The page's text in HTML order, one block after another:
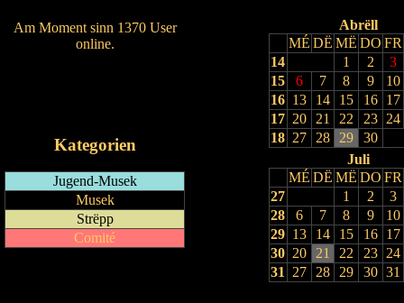
Am Moment sinn 1370 User
online.
Kategorien
Jugend-Musek
Musek
Strëpp
Comité
Abrëll
MÉ DË MË DO FR
14
1 2
3
15
6 7 8 9
10
16 13 14 15 16
17
17 20 21 22 23
24
18 27 28 29
30
Juli
MÉ DË MË DO FR
27
1 2
3
28
6 7 8 9
10
29 13 14 15 16
17
30 20 21 22 23
24
31
27 28 29 30 31